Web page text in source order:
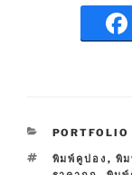
C
T
PORTFOLIO
T
พิมพ์คูปอง , พิ